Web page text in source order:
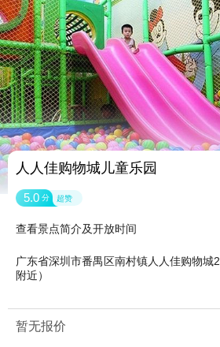
人人佳购物城儿童乐园
5.0 分 超赞
查看景点简介及开放时间
广东省深圳市番禺区南村镇人人佳购物城
附近）
暂无报价
